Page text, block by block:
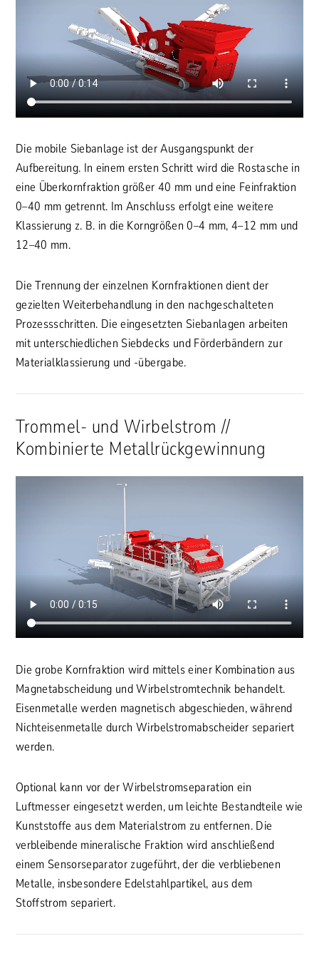
Die mobile Siebanlage ist der Ausgangspunkt der
Aufbereitung. In einem ersten Schritt wird die Rostasche in
eine Überkornfraktion größer 40 mm und eine Feinfraktion
0–40 mm getrennt. Im Anschluss erfolgt eine weitere
Klassierung z. B. in die Korngrößen 0–4 mm, 4–12 mm und
12–40 mm.
Die Trennung der einzelnen Kornfraktionen dient der
gezielten Weiterbehandlung in den nachgeschalteten
Prozessschritten. Die eingesetzten Siebanlagen arbeiten
mit unterschiedlichen Siebdecks und Förderbändern zur
Materialklassierung und -übergabe.
Trommel- und Wirbelstrom //
Kombinierte Metallrückgewinnung
Die grobe Kornfraktion wird mittels einer Kombination aus
Magnetabscheidung und Wirbelstromtechnik behandelt.
Eisenmetalle werden magnetisch abgeschieden, während
Nichteisenmetalle durch Wirbelstromabscheider separiert
werden.
Optional kann vor der Wirbelstromseparation ein
Luftmesser eingesetzt werden, um leichte Bestandteile wie
Kunststoffe aus dem Materialstrom zu entfernen. Die
verbleibende mineralische Fraktion wird anschließend
einem Sensorseparator zugeführt, der die verbliebenen
Metalle, insbesondere Edelstahlpartikel, aus dem
Stoffstrom separiert.